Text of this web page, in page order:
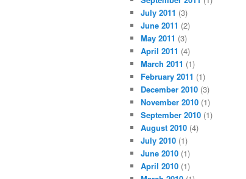
July 2011 (3)
June 2011 (2)
May 2011 (3)
April 2011 (4)
March 2011 (1)
February 2011 (1)
December 2010 (3)
November 2010 (1)
September 2010 (1)
August 2010 (4)
July 2010 (1)
June 2010 (1)
April 2010 (1)